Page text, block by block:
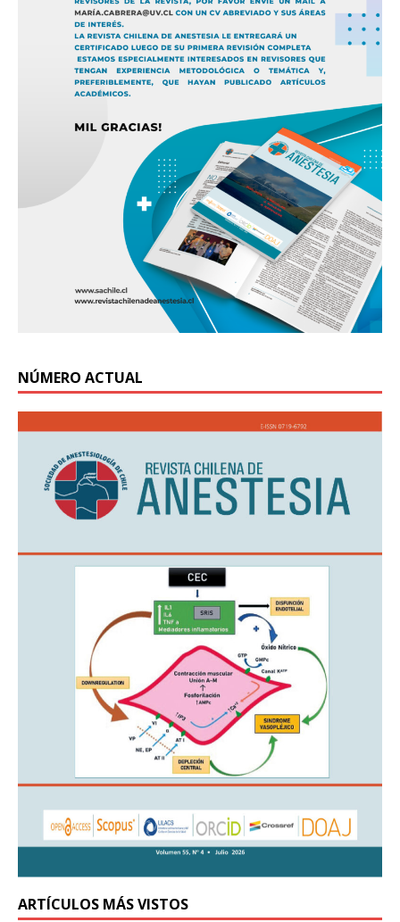
NÚMERO ACTUAL
ARTÍCULOS MÁS VISTOS